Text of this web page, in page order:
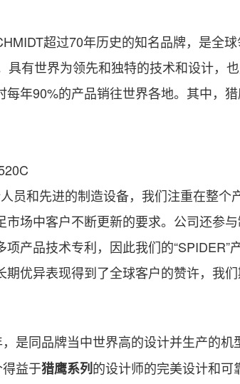
超过70年历史的知名品牌，是全
具有世界为领先和独特的技术和设计，
每年90%的产品销往世界各地。其中，
员和先进的制造设备，我们注重在整个
场中客户不断更新的要求。公司还参
产品技术专利，因此我们的“SPIDER”
优异表现得到了全球客户的赞许，我
是同品牌当中世界高的设计并生产的机
益于猎鹰系列的设计师的完美设计和可